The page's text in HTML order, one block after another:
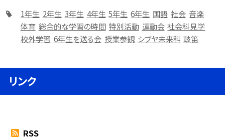
1年生 2年生 3年生 4年生 5年生 6年生 国語 社会 音楽
体育 総合的な学習の時間 特別活動 運動会 社会科見学
校外学習 6年生を送る会 授業参観 シブヤ未来科 鼓笛
リンク
RSS